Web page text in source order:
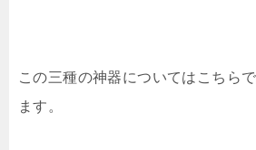
この三種の神器についてはこちら
ます。